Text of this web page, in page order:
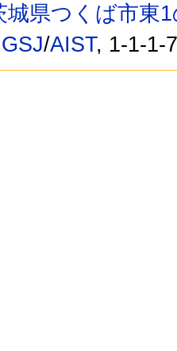
城県つくば市東
GSJ/AIST, 1-1-1-